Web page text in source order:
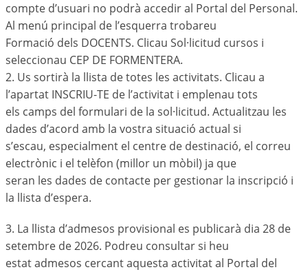
compte d’usuari no podrà accedir al Portal del Personal.
Al menú principal de l’esquerra trobareu
Formació dels DOCENTS. Clicau Sol·licitud cursos i
seleccionau CEP DE FORMENTERA.
2. Us sortirà la llista de totes les activitats. Clicau a
l’apartat INSCRIU-TE de l’activitat i emplenau tots
els camps del formulari de la sol·licitud. Actualitzau les
dades d’acord amb la vostra situació actual si
s’escau, especialment el centre de destinació, el correu
electrònic i el telèfon (millor un mòbil) ja que
seran les dades de contacte per gestionar la inscripció i
la llista d’espera.
3. La llista d’admesos provisional es publicarà dia 28 de
setembre de 2026. Podreu consultar si heu
estat admesos cercant aquesta activitat al Portal del